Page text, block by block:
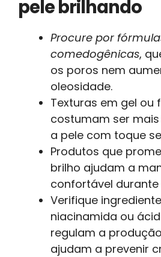
pele brilhando
Procure por
comedogênicas,
os poros nem
oleosidade.
Texturas em gel ou
costumam ser
a pele com toque
Produtos que
brilho ajudam a
confortável durante
Verifique
niacinamida ou
regulam a
ajudam a prevenir